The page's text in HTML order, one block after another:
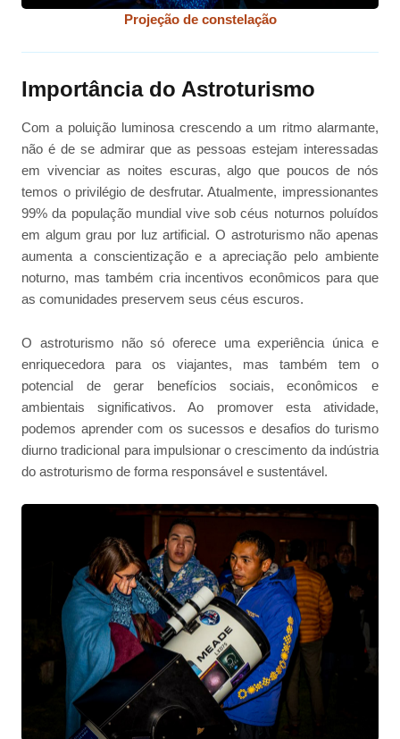
Projeção de constelação
Importância do Astroturismo
Com a poluição luminosa crescendo a um ritmo alarmante,
não é de se admirar que as pessoas estejam interessadas
em vivenciar as noites escuras, algo que poucos de nós
temos o privilégio de desfrutar. Atualmente, impressionantes
99% da população mundial vive sob céus noturnos poluídos
em algum grau por luz artificial. O astroturismo não apenas
aumenta a conscientização e a apreciação pelo ambiente
noturno, mas também cria incentivos econômicos para que
as comunidades preservem seus céus escuros.
O astroturismo não só oferece uma experiência única e
enriquecedora para os viajantes, mas também tem o
potencial de gerar benefícios sociais, econômicos e
ambientais significativos. Ao promover esta atividade,
podemos aprender com os sucessos e desafios do turismo
diurno tradicional para impulsionar o crescimento da indústria
do astroturismo de forma responsável e sustentável.